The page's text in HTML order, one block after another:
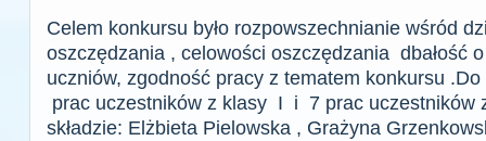
Celem konkursu było rozpowszechnianie wśród
oszczędzania , celowości oszczędzania dbałość
uczniów, zgodność pracy z tematem konkursu .Do
prac uczestników z klasy I i 7 prac uczestników
składzie: Elżbieta Pielowska , Grażyna